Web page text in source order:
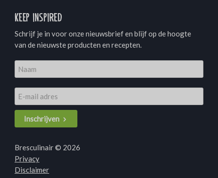
Keep inspired
Schrijf je in voor onze nieuwsbrief en blijf op de hoogte
van de nieuwste producten en recepten.
Inschrijven
Bresculinair © 2026
Privacy
Disclaimer